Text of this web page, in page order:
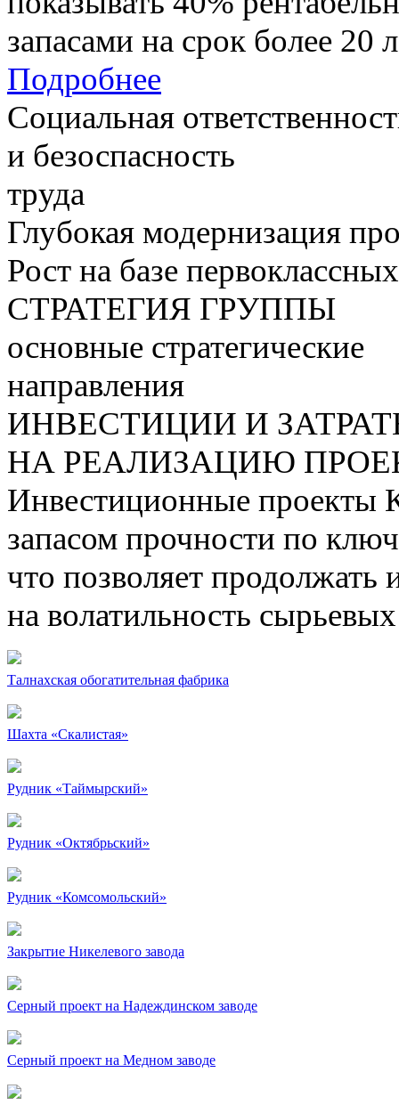
запасами на срок более 20
Подробнее
Социальная
и безоспасность
труда
Глубокая модернизация
Рост на базе
СТРАТЕГИЯ ГРУППЫ
основные стратегические
направления
ИНВЕСТИЦИИ И
НА РЕАЛИЗАЦИЮ
Инвестиционные проекты
запасом прочности по
что позволяет продолжать
на волатильность
Талнахская обогатительная фабрика
Шахта «Скалистая»
Рудник «Таймырский»
Рудник «Октябрьский»
Рудник «Комсомольский»
Закрытие Никелевого завода
Серный проект на Надеждинском заводе
Серный проект на Медном заводе